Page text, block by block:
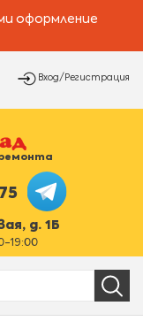
оформление
Вход/Регистрация
д. 1Б
19:00